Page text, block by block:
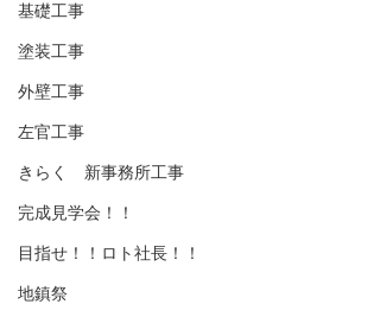
基礎工事
塗装工事
外壁工事
左官工事
きらく 新事務所工事
完成見学会！！
目指せ！！ロト社長！！
地鎮祭